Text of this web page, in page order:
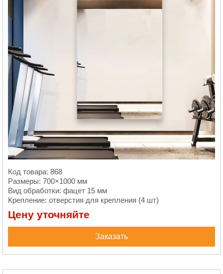
Код товара: 868
Размеры: 700×1000 мм
Вид обработки: фацет 15 мм
Крепление: отверстия для крепления (4 шт)
Цену уточняйте
Заказать